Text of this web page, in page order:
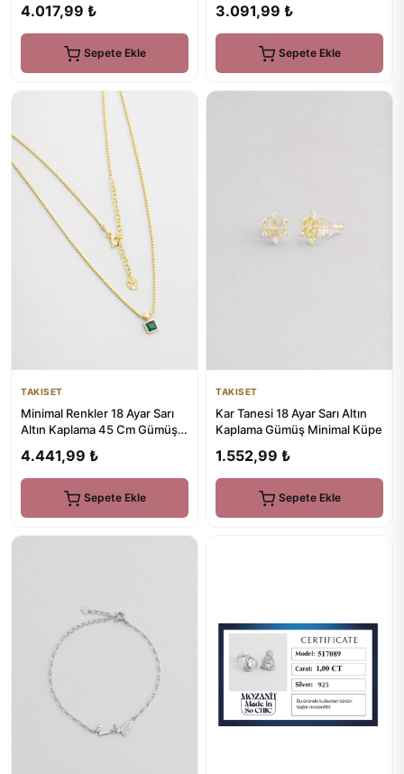
4.017,99 ₺
Sepete Ekle
3.091,99 ₺
Sepete Ekle
TAKISET
Minimal Renkler 18 Ayar Sarı
Altın Kaplama 45 Cm Gümüş
4.441,99 ₺
Sepete Ekle
TAKISET
Kar Tanesi 18 Ayar Sarı Altın
Kaplama Gümüş Minimal Küpe
1.552,99 ₺
Sepete Ekle